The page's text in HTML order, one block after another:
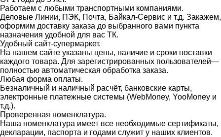
Работаем с любыми транспортными компаниями.
Деловые Линии, ПЭК, Почта, Байкал-Сервис и т.д. Закажем,
оформим доставку заказа до выбранного вами пункта
назначения удобной для вас ТК.
Удобный сайт-супермаркет.
На нашем сайте указаны цены, наличие и сроки поставки
каждого товара. Для зарегистрированных пользователей—
полностью автоматическая обработка заказа.
Любая форма оплаты.
Безналичный и наличный расчёт, банковские карты,
электронные платежные системы (WebMoney, YooMoney и
т.д.).
Проверенная номенклатура.
Наша номенклатура имеет все необходимые сертификаты,
декларации, паспорта и годами служит у наших клиентов.